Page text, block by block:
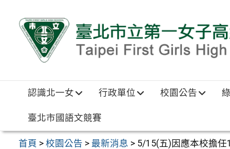
認識北一女 行政單位 校園公告
臺北市國語文競賽
首頁 >校園公告 > 最新消息 > 5/15(五)因應本校擔